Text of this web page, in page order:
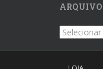
ARQUIVO
Arquivo